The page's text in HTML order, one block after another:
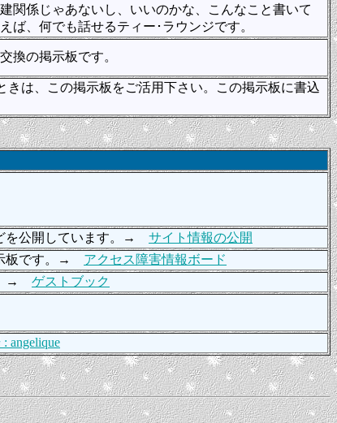
関係じゃあないし、いいのかな、こんなこと書いて
ば、何でも話せるティー･ラウンジです。
換の掲示板です。
は、この掲示板をご活用下さい。この掲示板に書込
を公開しています。→ サイト情報の公開
板です。→ アクセス障害情報ボード
。→ ゲストブック
angelique